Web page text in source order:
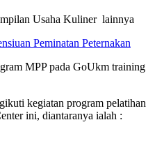
Usaha Kuliner lainnya
Peminatan Peternakan
MPP pada GoUkm training
kegiatan program pelatihan
ini, diantaranya ialah :